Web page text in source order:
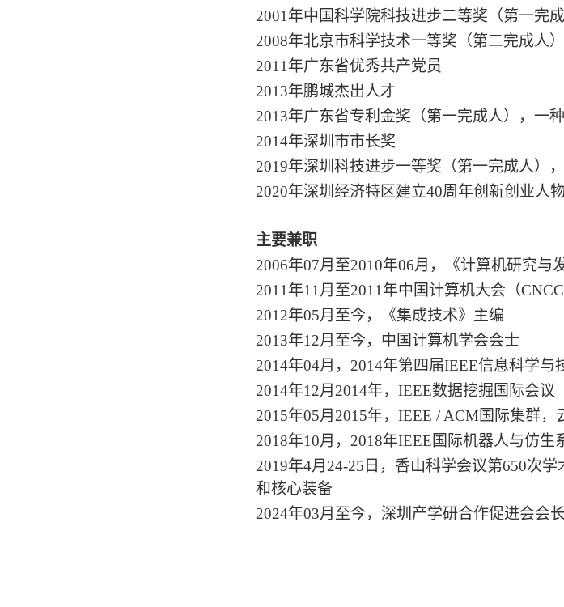
2001年中国科学院科技进步二等奖（第一完
2008年北京市科学技术一等奖（第二完成人
2011年广东省优秀共产党员
2013年鹏城杰出人才
2013年广东省专利金奖（第一完成人），一
2014年深圳市市长奖
2019年深圳科技进步一等奖（第一完成人）
2020年深圳经济特区建立40周年创新创业人
主要兼职
2006年07月至2010年06月，《计算机研究与
2011年11月至2011年中国计算机大会（
2012年05月至今，《集成技术》主编
2013年12月至今，中国计算机学会会士
2014年04月，2014年第四届IEEE信息科学与
2014年12月2014年，IEEE数据挖掘国际会议
2015年05月2015年，IEEE / ACM国际集群
2018年10月，2018年IEEE国际机器人与仿
2019年4月24-25日，香山科学会议第650次
和核心装备
2024年03月至今，深圳产学研合作促进会会长